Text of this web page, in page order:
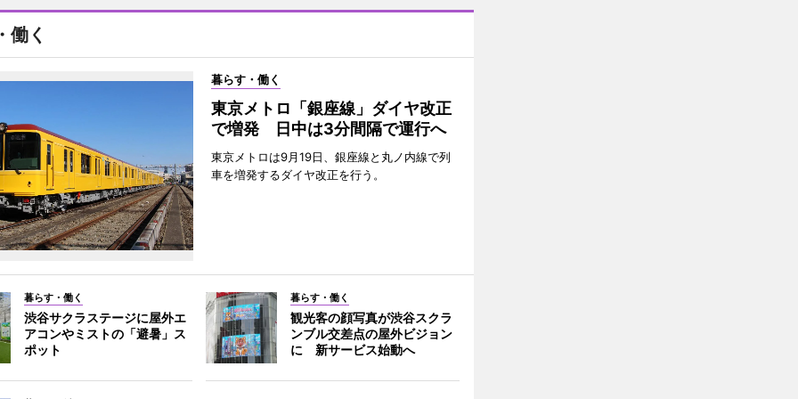
働く
暮らす・働く
東京メトロ「銀座線」ダイヤ改正
で増発 日中は3分間隔で運行へ
東京メトロは9月19日、銀座線と丸ノ内線で列
車を増発するダイヤ改正を行う。
暮らす・働く
渋谷サクラステージに屋外エ
アコンやミストの「避暑」ス
ポット
暮らす・働く
観光客の顔写真が渋谷スクラ
ンブル交差点の屋外ビジョン
に 新サービス始動へ